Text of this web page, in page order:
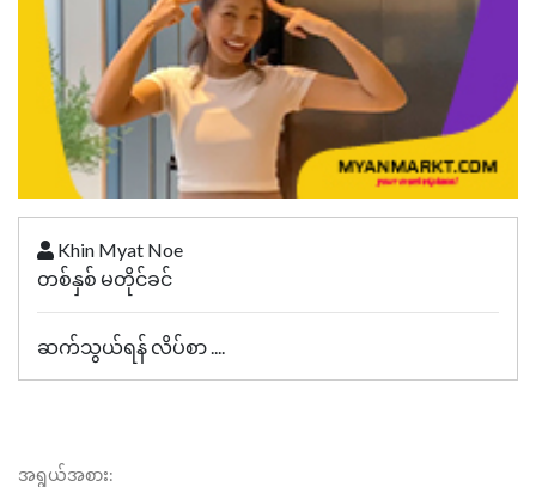
Khin Myat Noe
တစ်နှစ် မတိုင်ခင်
ဆက်သွယ်ရန် လိပ်စာ ....
အရွယ်အစား: